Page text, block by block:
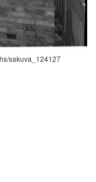
sakuva_124127